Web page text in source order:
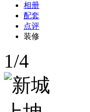
相册
配套
点评
装修
1/4